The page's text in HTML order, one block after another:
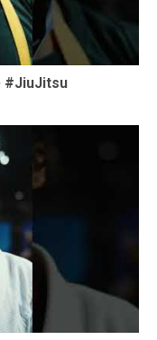
#JiuJitsu